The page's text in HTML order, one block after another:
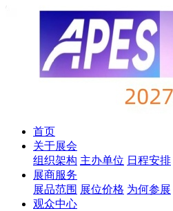
首页
关于展会
组织架构 主办单位 日程安排
展商服务
展品范围 展位价格 为何参展
观众中心